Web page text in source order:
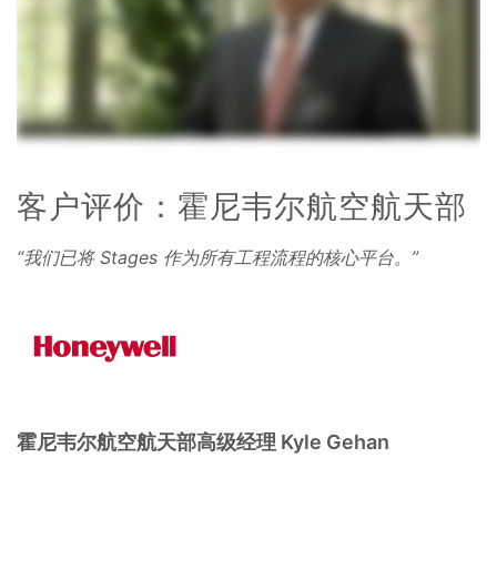
客户评价：霍尼韦尔航空航天部
“我们已将 Stages 作为所有工程流程的核心平台。”
霍尼韦尔航空航天部高级经理 Kyle Gehan